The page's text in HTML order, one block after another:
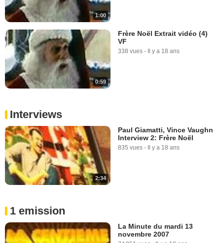
1:00
0:59
Frère Noël Extrait vidéo (4)
VF
338 vues - Il y a 18 ans
Interviews
2:34
Paul Giamatti, Vince Vaughn
Interview 2: Frère Noël
835 vues - Il y a 18 ans
1 emission
La Minute du mardi 13
novembre 2007